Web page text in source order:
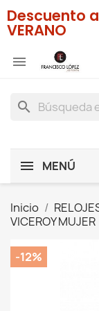
Descuento
VERANO

search
MENÚ
Inicio
VICEROY MUJER
-12%